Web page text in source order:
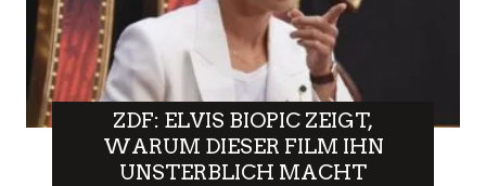
ZDF: ELVIS BIOPIC ZEIGT,
WARUM DIESER FILM IHN
UNSTERBLICH MACHT